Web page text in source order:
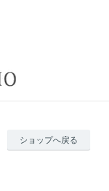
ショップへ戻る